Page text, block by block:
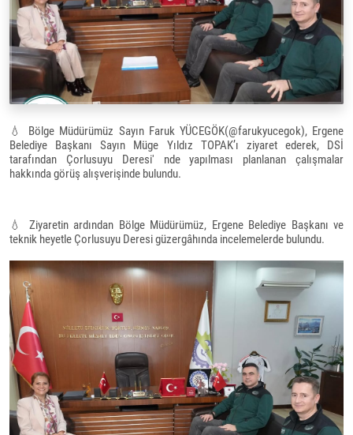
💧
Bölge Müdürümüz Sayın Faruk YÜCEGÖK(@farukyucegok), Ergene
Belediye Başkanı Sayın Müge Yıldız TOPAK’ı ziyaret ederek, DSİ
tarafından Çorlusuyu Deresi' nde yapılması planlanan çalışmalar
hakkında görüş alışverişinde bulundu.
💧
Ziyaretin ardından Bölge Müdürümüz, Ergene Belediye Başkanı ve
teknik heyetle Çorlusuyu Deresi güzergâhında incelemelerde bulundu.